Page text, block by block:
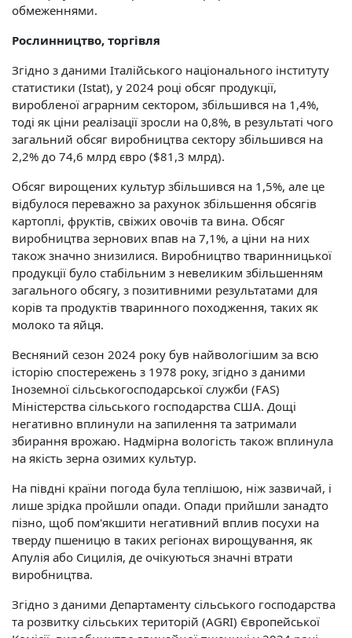
обмеженнями.
Рослинництво, торгівля
Згідно з даними Італійського національного інституту
статистики (Istat), у 2024 році обсяг продукції,
виробленої аграрним сектором, збільшився на 1,4%,
тоді як ціни реалізації зросли на 0,8%, в результаті чого
загальний обсяг виробництва сектору збільшився на
2,2% до 74,6 млрд євро ($81,3 млрд).
Обсяг вирощених культур збільшився на 1,5%, але це
відбулося переважно за рахунок збільшення обсягів
картоплі, фруктів, свіжих овочів та вина. Обсяг
виробництва зернових впав на 7,1%, а ціни на них
також значно знизилися. Виробництво тваринницької
продукції було стабільним з невеликим збільшенням
загального обсягу, з позитивними результатами для
корів та продуктів тваринного походження, таких як
молоко та яйця.
Весняний сезон 2024 року був найвологішим за всю
історію спостережень з 1978 року, згідно з даними
Іноземної сільськогосподарської служби (FAS)
Міністерства сільського господарства США. Дощі
негативно вплинули на запилення та затримали
збирання врожаю. Надмірна вологість також вплинула
на якість зерна озимих культур.
На півдні країни погода була теплішою, ніж зазвичай, і
лише зрідка пройшли опади. Опади прийшли занадто
пізно, щоб пом'якшити негативний вплив посухи на
тверду пшеницю в таких регіонах вирощування, як
Апулія або Сицилія, де очікуються значні втрати
виробництва.
Згідно з даними Департаменту сільського господарства
та розвитку сільських територій (AGRI) Європейської